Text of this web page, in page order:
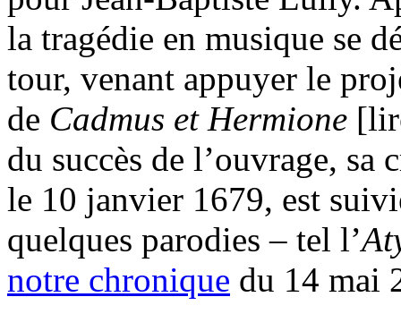
la tragédie en musique se
tour, venant appuyer le
de Cadmus et Hermione
du succès de l’ouvrage,
le 10 janvier 1679, est
quelques parodies – tel l’
notre chronique du 14 mai